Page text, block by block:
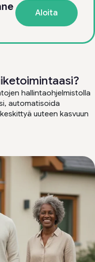
Aloita
hallintaohjelmistolla
automatisoida
uuteen kasvuun